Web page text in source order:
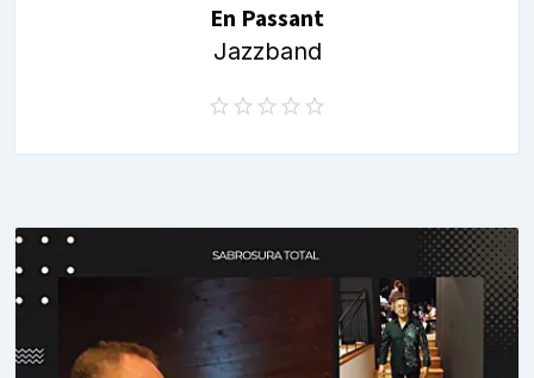
En Passant
Jazzband